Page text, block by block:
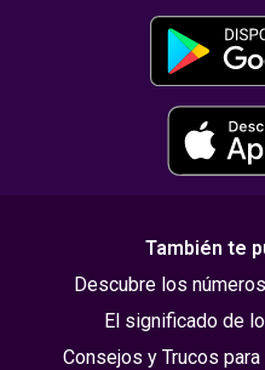
También te
Descubre los
El significado de
Consejos y Trucos